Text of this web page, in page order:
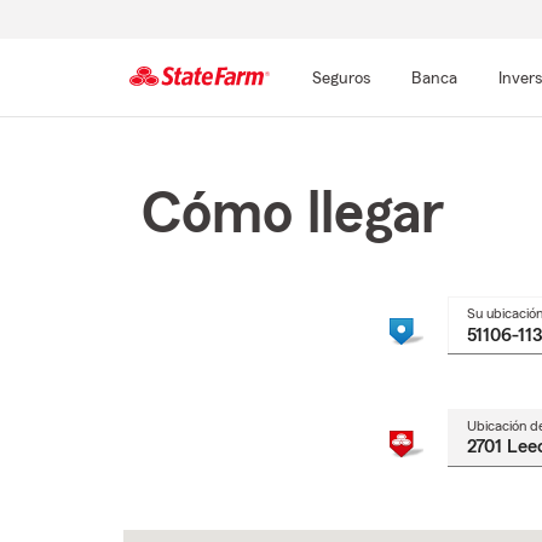
Seguros Banca
Cómo llegar
Su ubicación
Ubicación